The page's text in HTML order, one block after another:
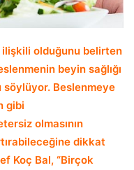
ilişkili olduğunu belirten
beyin sağlığı
söylüyor. Beslenmeye
gibi
olmasının
dikkat
Koç Bal, “Birçok